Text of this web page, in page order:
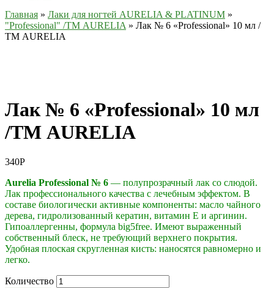
Главная » Лаки для ногтей AURELIA & PLATINUM »
"Professional" /ТМ AURELIA » Лак № 6 «Professional» 10 мл /
ТМ AURELIA
Лак № 6 «Professional» 10 мл
/ТМ AURELIA
340Р
Aurelia Professional № 6 — полупрозрачный лак со слюдой.
Лак профессионального качества с лечебным эффектом. В
составе биологически активные компоненты: масло чайного
дерева, гидролизованный кератин, витамин Е и аргинин.
Гипоаллергенны, формула big5free. Имеют выраженный
собственный блеск, не требующий верхнего покрытия.
Удобная плоская скругленная кисть: наносятся равномерно и
легко.
Количество